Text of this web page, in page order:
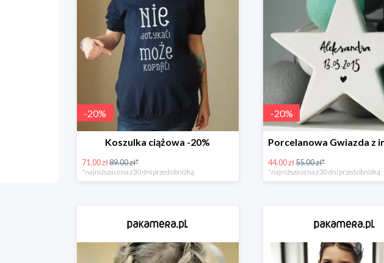
-20%
Koszulka ciążowa -20%
71.00 zł89.00 zł*
*najniższa cena z 30 dni przed obniżką
-20%
44.00 zł55.00 zł*
*najniższa cena z 30 dni przed obniżką